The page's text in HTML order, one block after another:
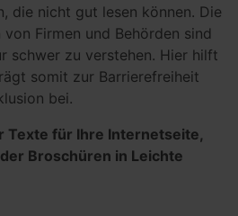
die nicht gut lesen können. Die
Firmen und Behörden sind
schwer zu verstehen. Hier hilft
somit zur Barrierefreiheit
bei.
Texte für Ihre Internetseite,
Broschüren in Leichte